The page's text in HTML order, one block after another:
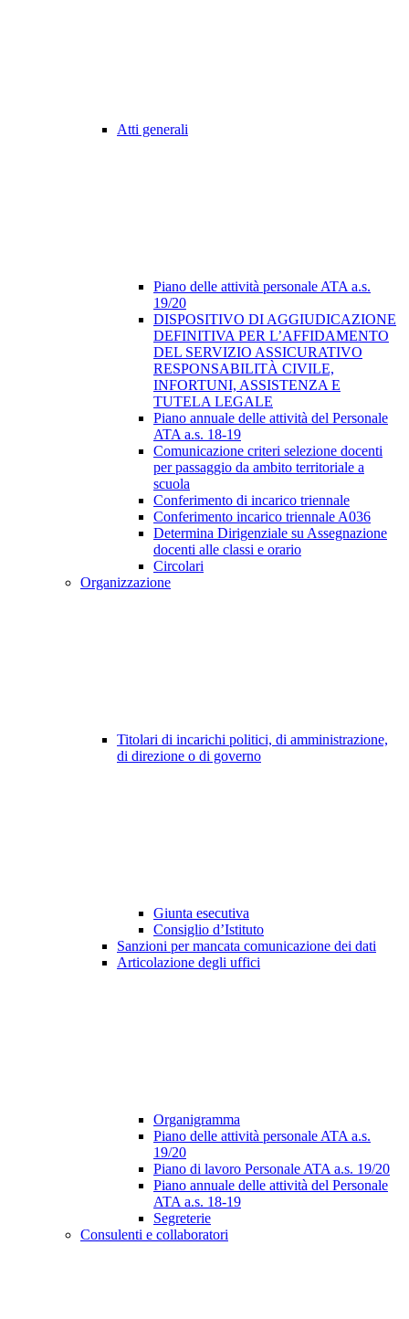
Atti generali
Piano delle attività personale ATA a.s.
19/20
DISPOSITIVO DI AGGIUDICAZIONE
DEFINITIVA PER L’AFFIDAMENTO
DEL SERVIZIO ASSICURATIVO
RESPONSABILITÀ CIVILE,
INFORTUNI, ASSISTENZA E
TUTELA LEGALE
Piano annuale delle attività del Personale
ATA a.s. 18-19
Comunicazione criteri selezione docenti
per passaggio da ambito territoriale a
scuola
Conferimento di incarico triennale
Conferimento incarico triennale A036
Determina Dirigenziale su Assegnazione
docenti alle classi e orario
Circolari
Organizzazione
Titolari di incarichi politici, di amministrazione,
di direzione o di governo
Giunta esecutiva
Consiglio d’Istituto
Sanzioni per mancata comunicazione dei dati
Articolazione degli uffici
Organigramma
Piano delle attività personale ATA a.s.
19/20
Piano di lavoro Personale ATA a.s. 19/20
Piano annuale delle attività del Personale
ATA a.s. 18-19
Segreterie
Consulenti e collaboratori